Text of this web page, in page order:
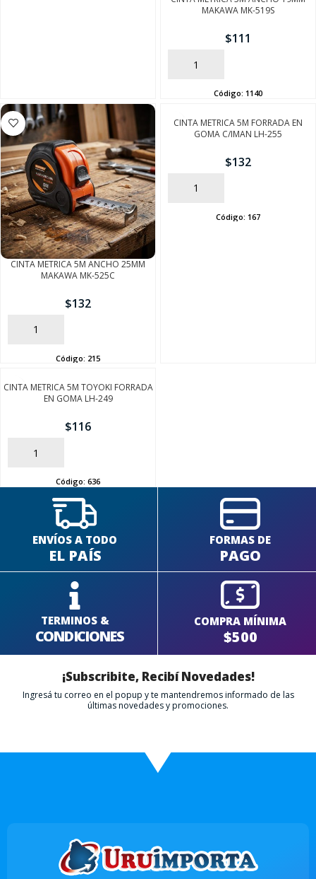
MAKAWA MK-519S
$111
AÑADIR
Código: 1140
CINTA METRICA 5M ANCHO 25MM
MAKAWA MK-525C
$132
AÑADIR
Código: 215
CINTA METRICA 5M FORRADA EN
GOMA C/IMAN LH-255
$132
AÑADIR
Código: 167
CINTA METRICA 5M TOYOKI FORRADA
EN GOMA LH-249
$116
AÑADIR
Código: 636
ENVÍOS A TODO
EL PAÍS
FORMAS DE
PAGO
TERMINOS &
CONDICIONES
COMPRA MÍNIMA
$500
¡Subscribite, Recibí Novedades!
Ingresá tu correo en el popup y te mantendremos informado de las
últimas novedades y promociones.
SEGUÍ COMPRANDO
FINALIZÁ TU COMPRA